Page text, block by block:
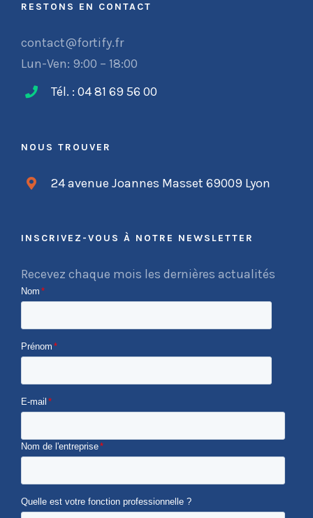
RESTONS EN CONTACT
contact@fortify.fr
Lun-Ven: 9:00 – 18:00
Tél. : 04 81 69 56 00
NOUS TROUVER
24 avenue Joannes Masset 69009 Lyon
INSCRIVEZ-VOUS À NOTRE NEWSLETTER
Recevez chaque mois les dernières actualités
Nom *
Prénom *
E-mail *
Nom de l'entreprise*
Quelle est votre fonction professionnelle ?